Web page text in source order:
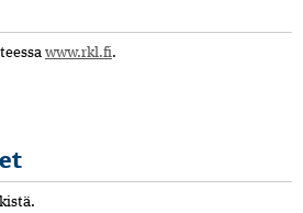
www.rkl.fi.